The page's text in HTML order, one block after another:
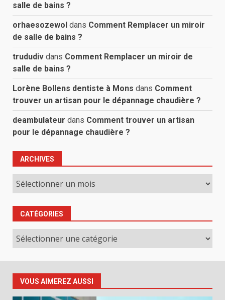
salle de bains ?
orhaesozewol dans Comment Remplacer un miroir
de salle de bains ?
trududiv dans Comment Remplacer un miroir de
salle de bains ?
Lorène Bollens dentiste à Mons dans Comment
trouver un artisan pour le dépannage chaudière ?
deambulateur dans Comment trouver un artisan
pour le dépannage chaudière ?
ARCHIVES
Archives
CATÉGORIES
Catégories
VOUS AIMEREZ AUSSI